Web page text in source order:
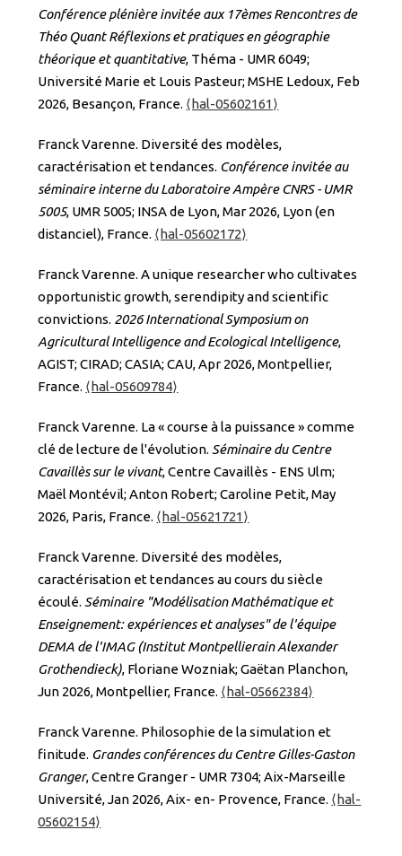
Conférence plénière invitée aux 17èmes Rencontres de
Théo Quant Réflexions et pratiques en géographie
théorique et quantitative, Théma - UMR 6049;
Université Marie et Louis Pasteur; MSHE Ledoux, Feb
2026, Besançon, France. ⟨hal-05602161⟩
Franck Varenne. Diversité des modèles,
caractérisation et tendances. Conférence invitée au
séminaire interne du Laboratoire Ampère CNRS - UMR
5005, UMR 5005; INSA de Lyon, Mar 2026, Lyon (en
distanciel), France. ⟨hal-05602172⟩
Franck Varenne. A unique researcher who cultivates
opportunistic growth, serendipity and scientific
convictions. 2026 International Symposium on
Agricultural Intelligence and Ecological Intelligence,
AGIST; CIRAD; CASIA; CAU, Apr 2026, Montpellier,
France. ⟨hal-05609784⟩
Franck Varenne. La « course à la puissance » comme
clé de lecture de l'évolution. Séminaire du Centre
Cavaillès sur le vivant, Centre Cavaillès - ENS Ulm;
Maël Montévil; Anton Robert; Caroline Petit, May
2026, Paris, France. ⟨hal-05621721⟩
Franck Varenne. Diversité des modèles,
caractérisation et tendances au cours du siècle
écoulé. Séminaire "Modélisation Mathématique et
Enseignement: expériences et analyses" de l'équipe
DEMA de l'IMAG (Institut Montpellierain Alexander
Grothendieck), Floriane Wozniak; Gaëtan Planchon,
Jun 2026, Montpellier, France. ⟨hal-05662384⟩
Franck Varenne. Philosophie de la simulation et
finitude. Grandes conférences du Centre Gilles-Gaston
Granger, Centre Granger - UMR 7304; Aix-Marseille
Université, Jan 2026, Aix- en- Provence, France. ⟨hal-
05602154⟩